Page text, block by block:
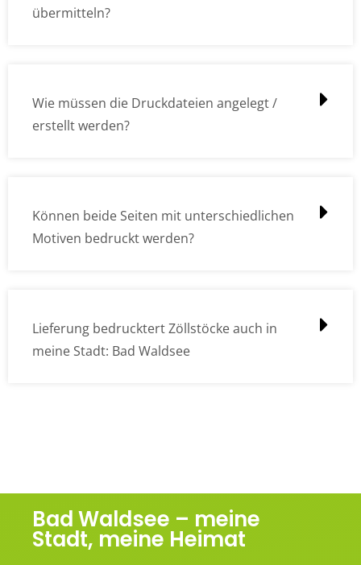
übermitteln?
Wie müssen die Druckdateien angelegt /
erstellt werden?
Können beide Seiten mit unterschiedlichen
Motiven bedruckt werden?
Lieferung bedrucktert Zöllstöcke auch in
meine Stadt: Bad Waldsee
Bad Waldsee – meine
Stadt, meine Heimat